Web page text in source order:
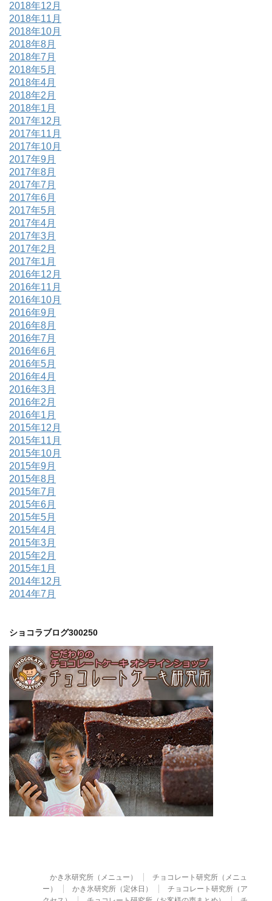
2018年12月
2018年11月
2018年10月
2018年8月
2018年7月
2018年5月
2018年4月
2018年2月
2018年1月
2017年12月
2017年11月
2017年10月
2017年9月
2017年8月
2017年7月
2017年6月
2017年5月
2017年4月
2017年3月
2017年2月
2017年1月
2016年12月
2016年11月
2016年10月
2016年9月
2016年8月
2016年7月
2016年6月
2016年5月
2016年4月
2016年3月
2016年2月
2016年1月
2015年12月
2015年11月
2015年10月
2015年9月
2015年8月
2015年7月
2015年6月
2015年5月
2015年4月
2015年3月
2015年2月
2015年1月
2014年12月
2014年7月
ショコラブログ300250
かき氷研究所（メニュー）
チョコレート研究所（メニュ
ー）
かき氷研究所（定休日）
チョコレート研究所（ア